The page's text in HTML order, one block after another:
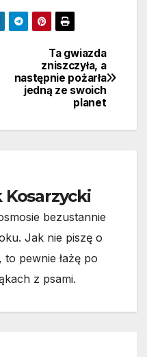
Ta gwiazda
zniszczyła, a
następnie pożarła
jedną ze swoich
planet
Kosarzycki
bezustannie
Jak nie piszę o
to pewnie łażę po
z psami.